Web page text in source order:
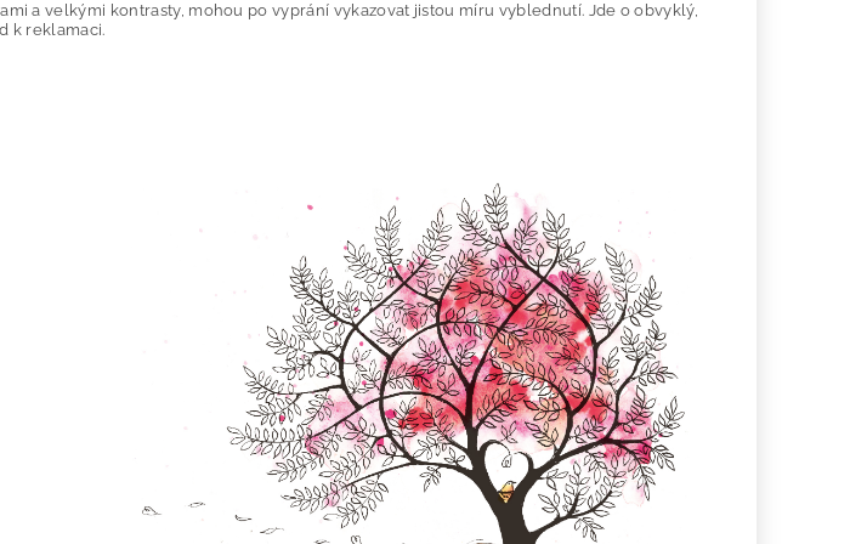
a velkými kontrasty, mohou po vyprání vykazovat jistou míru vyblednutí. Jde o obvyklý,
k reklamaci.